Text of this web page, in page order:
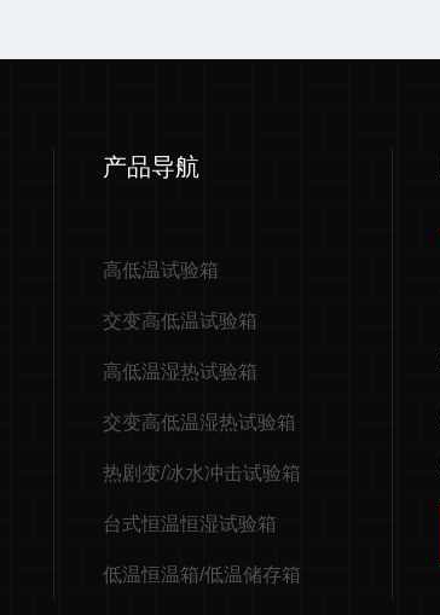
产品导航
高低温试验箱
交变高低温试验箱
高低温湿热试验箱
交变高低温湿热试验箱
热剧变/冰水冲击试验箱
台式恒温恒湿试验箱
低温恒温箱/低温储存箱